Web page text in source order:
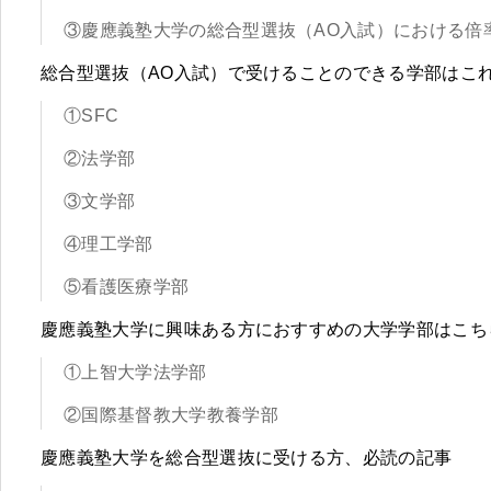
③慶應義塾大学の総合型選抜（AO入試）における倍
総合型選抜（AO入試）で受けることのできる学部はこ
①SFC
②法学部
③文学部
④理工学部
⑤看護医療学部
慶應義塾大学に興味ある方におすすめの大学学部はこち
①上智大学法学部
②国際基督教大学教養学部
慶應義塾大学を総合型選抜に受ける方、必読の記事